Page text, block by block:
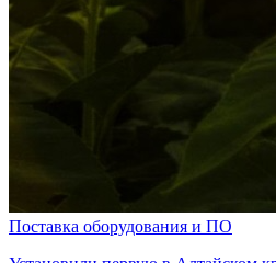
Поставка оборудования и ПО